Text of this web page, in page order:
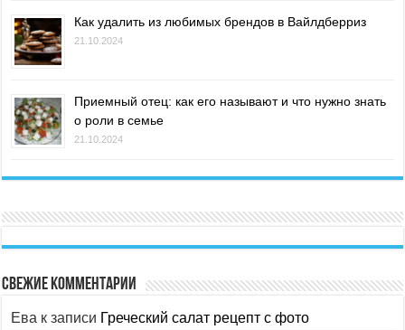
Как удалить из любимых брендов в Вайлдберриз
21.10.2024
Приемный отец: как его называют и что нужно знать
о роли в семье
21.10.2024
Свежие комментарии
Ева к записи Греческий салат рецепт с фото